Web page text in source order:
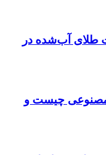
طلای آب‌شده در
مصنوعی چیست و